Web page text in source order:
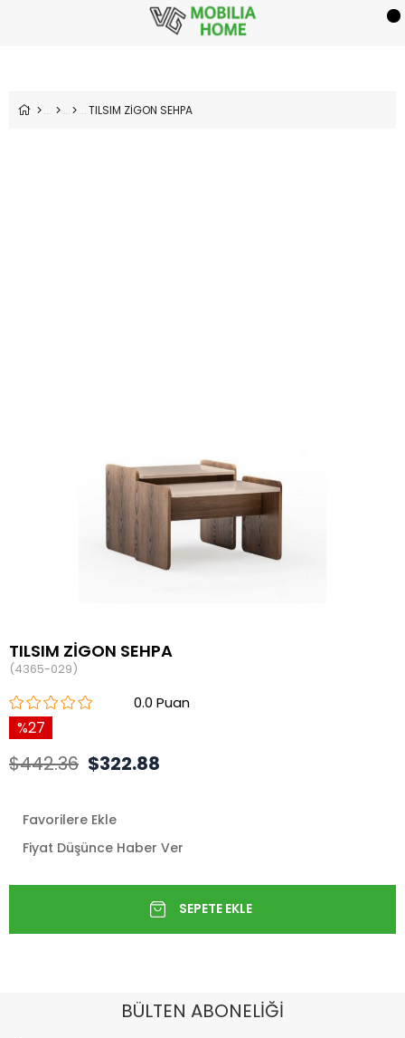
TILSIM ZİGON SEHPA
TILSIM ZİGON SEHPA
(4365-029)
0.0
27
$442.36 $322.88
Favorilere Ekle
Fiyat Düşünce Haber Ver
BÜLTEN ABONELİĞİ